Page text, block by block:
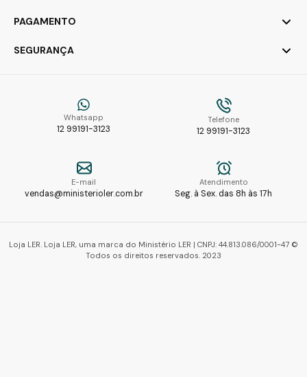
Whatsapp
12 99191-3123
Telefone
12 99191-3123
E-mail
vendas@ministerioler.com.br
Atendimento
Seg. à Sex. das 8h às 17h
PAGAMENTO
SEGURANÇA
Loja LER. Loja LER, uma marca do Ministério LER | CNPJ: 44.813.086/0001-47 ©
Todos os direitos reservados. 2023